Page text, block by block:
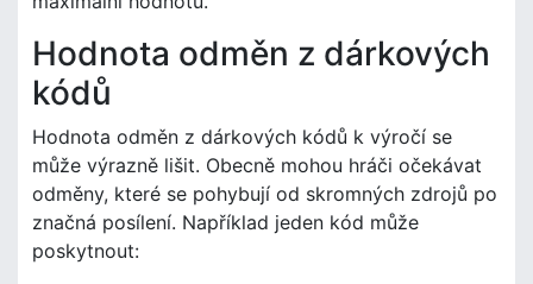
Hodnota odměn z dárkových
kódů
Hodnota odměn z dárkových kódů k výročí se
může výrazně lišit. Obecně mohou hráči očekávat
odměny, které se pohybují od skromných zdrojů po
značná posílení. Například jeden kód může
poskytnout: